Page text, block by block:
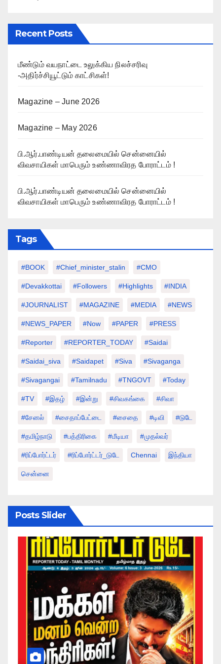
Recent Posts
மீண்டும் வயநாட்டை உலுக்கிய நிலச்சரிவு
-அதிர்ச்சியூட்டும் காட்சிகள்!
Magazine – June 2026
Magazine – May 2026
பி.ஆர்.பாண்டியன் தலைமையில் சென்னையில்
விவசாயிகள் மாபெரும் உண்ணாவிரத போராட்டம் !
பி.ஆர்.பாண்டியன் தலைமையில் சென்னையில்
விவசாயிகள் மாபெரும் உண்ணாவிரத போராட்டம் !
Tags
#BOOK #chief_minister_stalin #CMO
#devakkottai #followers #highlights #INDIA
#JOURNALIST #MAGAZINE #MEDIA #NEWS
#NEWS_PAPER #Now #PAPER #PRESS
#Reporter #REPORTER_TODAY #saidai
#saidai_siva #saidapet #Siva #Sivaganga
#sivagangai #tamilnadu #TNGOVT #today
#TV #இதழ் #இன்று #சிவகங்கை #சிவா
#சேனல் #சைதாப்பேட்டை #சைதை #டிவி #டுடே
#தமிழ்நாடு #பத்திரிகை #மீடியா #முதல்வர்
#ரிப்போர்ட்டர் #ரிப்போர்ட்டர்_டுடே Chennai இந்தியா
சென்னை
Posts Slider